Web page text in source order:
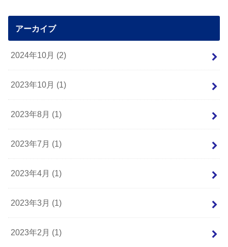
アーカイブ
2024年10月 (2)
2023年10月 (1)
2023年8月 (1)
2023年7月 (1)
2023年4月 (1)
2023年3月 (1)
2023年2月 (1)